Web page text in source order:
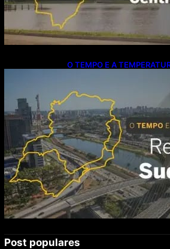
O TEMPO E A
possibilidade de chuva
Post populares